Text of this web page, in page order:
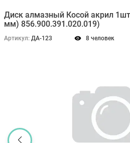
Диск алмазный Косой акрил
мм) 856.900.391.020.019)
Артикул: ДА-123 8 человек